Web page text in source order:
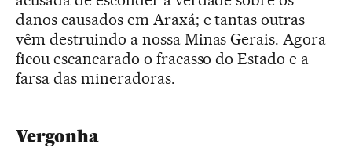
danos causados em Araxá; e tantas outras
vêm destruindo a nossa Minas Gerais. Agora
ficou escancarado o fracasso do Estado e a
farsa das mineradoras.
Vergonha